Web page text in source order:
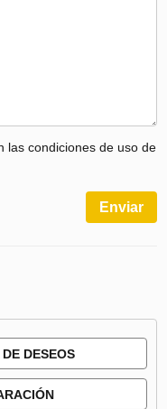
las condiciones de uso de
Enviar
DESEOS